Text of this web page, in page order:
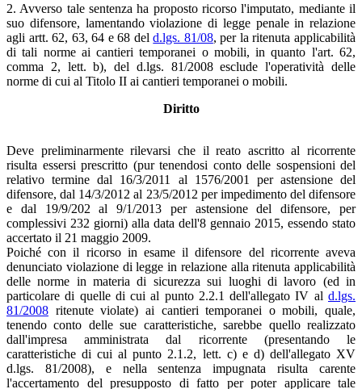
2. Avverso tale sentenza ha proposto ricorso l'imputato, mediante il
suo difensore, lamentando violazione di legge penale in relazione
agli artt. 62, 63, 64 e 68 deld.lgs. 81/08, per la ritenuta applicabilità
di tali norme ai cantieri temporanei o mobili, in quanto l'art. 62,
comma 2, lett. b), del d.lgs. 81/2008 esclude l'operatività delle
norme di cui al Titolo II ai cantieri temporanei o mobili.
Diritto
Deve preliminarmente rilevarsi che il reato ascritto al ricorrente
risulta essersi prescritto (pur tenendosi conto delle sospensioni del
relativo termine dal 16/3/2011 al 1576/2001 per astensione del
difensore, dal 14/3/2012 al 23/5/2012 per impedimento del difensore
e dal 19/9/202 al 9/1/2013 per astensione del difensore, per
complessivi 232 giorni) alla data dell'8 gennaio 2015, essendo stato
accertato il 21 maggio 2009.
Poiché con il ricorso in esame il difensore del ricorrente aveva
denunciato violazione di legge in relazione alla ritenuta applicabilità
delle norme in materia di sicurezza sui luoghi di lavoro (ed in
particolare di quelle di cui al punto 2.2.1 dell'allegato IV al d.lgs.
81/2008 ritenute violate) ai cantieri temporanei o mobili, quale,
tenendo conto delle sue caratteristiche, sarebbe quello realizzato
dall'impresa amministrata dal ricorrente (presentando le
caratteristiche di cui al punto 2.1.2, lett. c) e d) dell'allegato XV
d.lgs. 81/2008), e nella sentenza impugnata risulta carente
l'accertamento del presupposto di fatto per poter applicare tale